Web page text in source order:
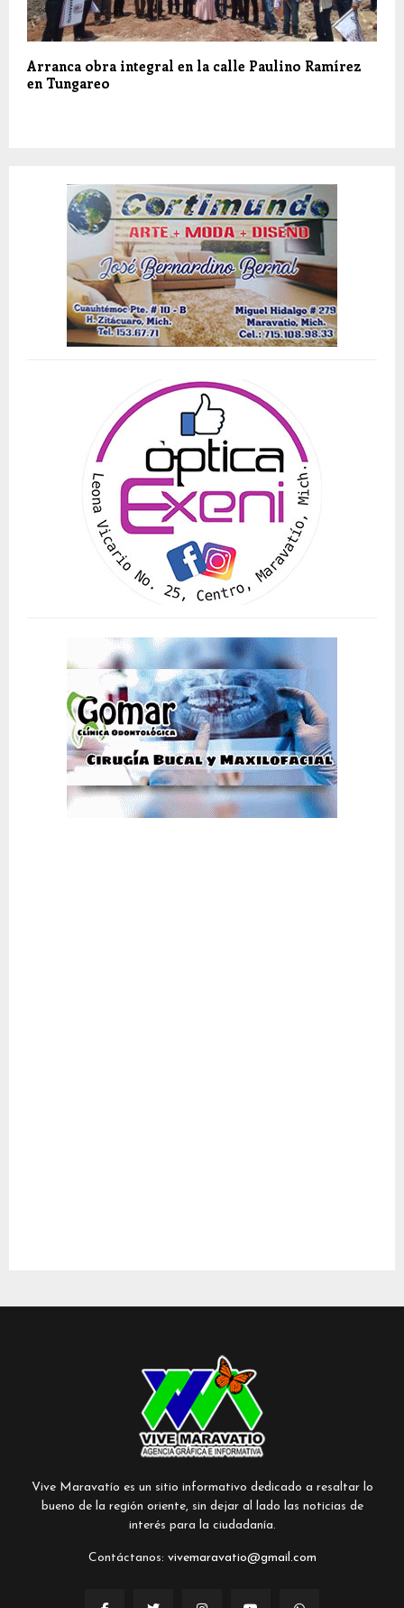
Arranca obra integral en la calle Paulino Ramírez
en Tungareo
Vive Maravatío es un sitio informativo dedicado a resaltar lo
bueno de la región oriente, sin dejar al lado las noticias de
interés para la ciudadanía.
Contáctanos: vivemaravatio@gmail.com